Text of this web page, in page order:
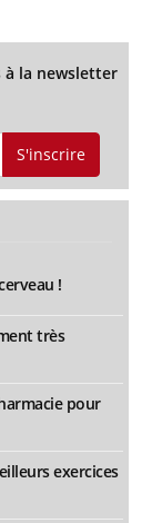
à la newsletter
S'inscrire
!
très
pour
exercices